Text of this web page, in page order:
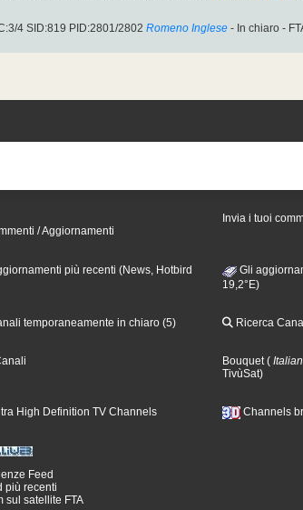
4 SID:819 PID:2801/2802 Romeno Inglese - In chiaro -
/ Aggiornamenti
Invia i tuoi
più recenti (News, Hotbird
Gli
19,2°E)
temporaneamente in chiaro (5) Ricerca
Bouquet(
TivùSat)
High Definition TV Channels Channels
Feed
più recenti
sul satellite FTA